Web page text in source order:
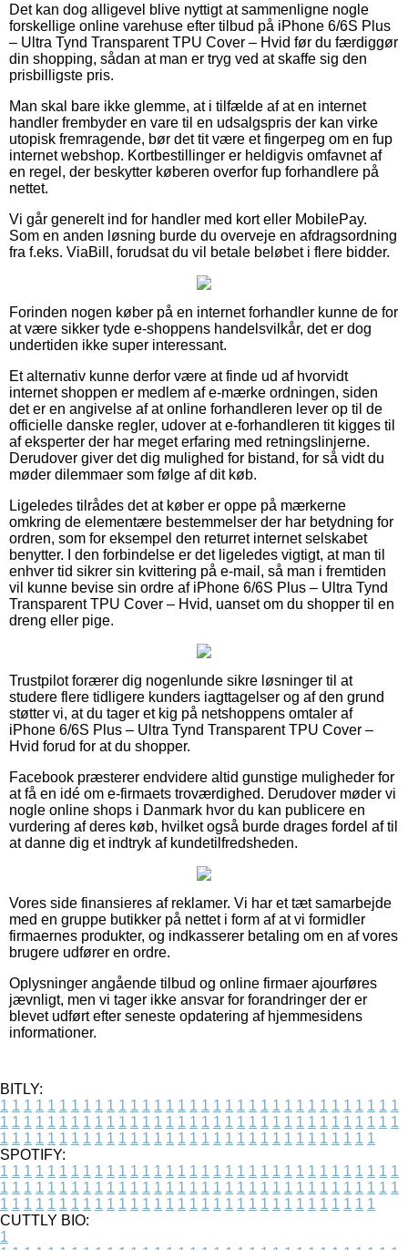
Det kan dog alligevel blive nyttigt at sammenligne nogle
forskellige online varehuse efter tilbud på iPhone 6/6S Plus
– Ultra Tynd Transparent TPU Cover – Hvid før du færdiggør
din shopping, sådan at man er tryg ved at skaffe sig den
prisbilligste pris.
Man skal bare ikke glemme, at i tilfælde af at en internet
handler frembyder en vare til en udsalgspris der kan virke
utopisk fremragende, bør det tit være et fingerpeg om en fup
internet webshop. Kortbestillinger er heldigvis omfavnet af
en regel, der beskytter køberen overfor fup forhandlere på
nettet.
Vi går generelt ind for handler med kort eller MobilePay.
Som en anden løsning burde du overveje en afdragsordning
fra f.eks. ViaBill, forudsat du vil betale beløbet i flere bidder.
Forinden nogen køber på en internet forhandler kunne de for
at være sikker tyde e-shoppens handelsvilkår, det er dog
undertiden ikke super interessant.
Et alternativ kunne derfor være at finde ud af hvorvidt
internet shoppen er medlem af e-mærke ordningen, siden
det er en angivelse af at online forhandleren lever op til de
officielle danske regler, udover at e-forhandleren tit kigges til
af eksperter der har meget erfaring med retningslinjerne.
Derudover giver det dig mulighed for bistand, for så vidt du
møder dilemmaer som følge af dit køb.
Ligeledes tilrådes det at køber er oppe på mærkerne
omkring de elementære bestemmelser der har betydning for
ordren, som for eksempel den returret internet selskabet
benytter. I den forbindelse er det ligeledes vigtigt, at man til
enhver tid sikrer sin kvittering på e-mail, så man i fremtiden
vil kunne bevise sin ordre af iPhone 6/6S Plus – Ultra Tynd
Transparent TPU Cover – Hvid, uanset om du shopper til en
dreng eller pige.
Trustpilot forærer dig nogenlunde sikre løsninger til at
studere flere tidligere kunders iagttagelser og af den grund
støtter vi, at du tager et kig på netshoppens omtaler af
iPhone 6/6S Plus – Ultra Tynd Transparent TPU Cover –
Hvid forud for at du shopper.
Facebook præsterer endvidere altid gunstige muligheder for
at få en idé om e-firmaets troværdighed. Derudover møder vi
nogle online shops i Danmark hvor du kan publicere en
vurdering af deres køb, hvilket også burde drages fordel af til
at danne dig et indtryk af kundetilfredsheden.
Vores side finansieres af reklamer. Vi har et tæt samarbejde
med en gruppe butikker på nettet i form af at vi formidler
firmaernes produkter, og indkasserer betaling om en af vores
brugere udfører en ordre.
Oplysninger angående tilbud og online firmaer ajourføres
jævnligt, men vi tager ikke ansvar for forandringer der er
blevet udført efter seneste opdatering af hjemmesidens
informationer.
BITLY:
1 1 1 1 1 1 1 1 1 1 1 1 1 1 1 1 1 1 1 1 1 1 1 1 1 1 1 1 1 1 1 1 1 1
1 1 1 1 1 1 1 1 1 1 1 1 1 1 1 1 1 1 1 1 1 1 1 1 1 1 1 1 1 1 1 1 1 1
1 1 1 1 1 1 1 1 1 1 1 1 1 1 1 1 1 1 1 1 1 1 1 1 1 1 1 1 1 1 1 1
SPOTIFY:
1 1 1 1 1 1 1 1 1 1 1 1 1 1 1 1 1 1 1 1 1 1 1 1 1 1 1 1 1 1 1 1 1 1
1 1 1 1 1 1 1 1 1 1 1 1 1 1 1 1 1 1 1 1 1 1 1 1 1 1 1 1 1 1 1 1 1 1
1 1 1 1 1 1 1 1 1 1 1 1 1 1 1 1 1 1 1 1 1 1 1 1 1 1 1 1 1 1 1 1
CUTTLY BIO:
1